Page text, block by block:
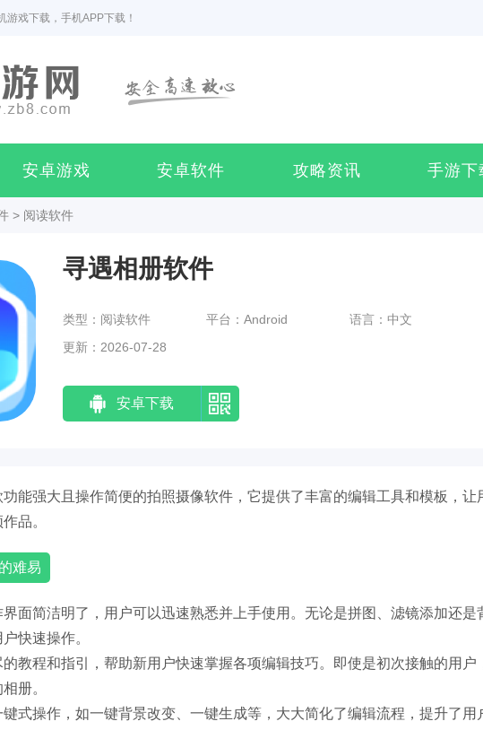
戏下载，手机APP下载！
安卓游戏 安卓软件 攻略资讯 手游下
> 阅读软件
类型：阅读软件 平台：Android 语言：中文
更新：2026-07-28
安卓下载
寻遇相册软件
能强大且操作简便的拍照摄像软件，它提供了丰富的编辑工具和模板，让
品。
难易
面简洁明了，用户可以迅速熟悉并上手使用。无论是拼图、滤镜添加还是
快速操作。
教程和指引，帮助新用户快速掌握各项编辑技巧。即使是初次接触的用户
册。
式操作，如一键背景改变、一键生成等，大大简化了编辑流程，提升了用